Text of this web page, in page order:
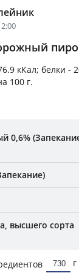
кКал; белки -
100 г.
0,6%
высшего сорта
г